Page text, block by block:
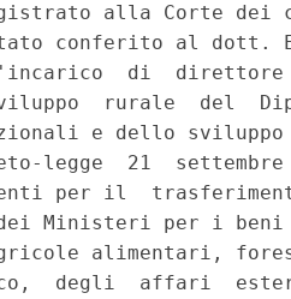
alla Corte dei
conferito al dott.
di  direttore
rurale  del
e dello
legge  21
per il
dei Ministeri per i
alimentari,
degli  affari